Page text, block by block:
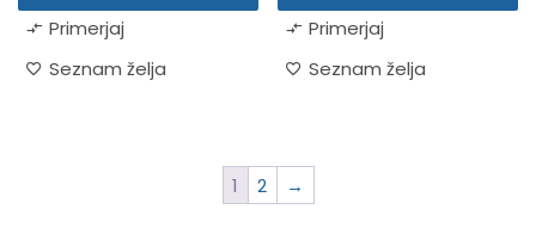
Primerjaj
Seznam želja
Primerjaj
Seznam želja
1 2 →